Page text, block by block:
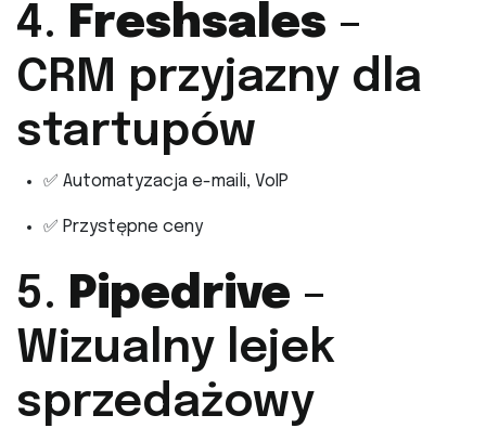
4. Freshsales –
CRM przyjazny dla
startupów
✅ Automatyzacja e-maili, VoIP
✅ Przystępne ceny
5. Pipedrive –
Wizualny lejek
sprzedażowy